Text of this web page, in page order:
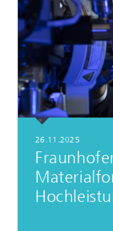
26.11.2025